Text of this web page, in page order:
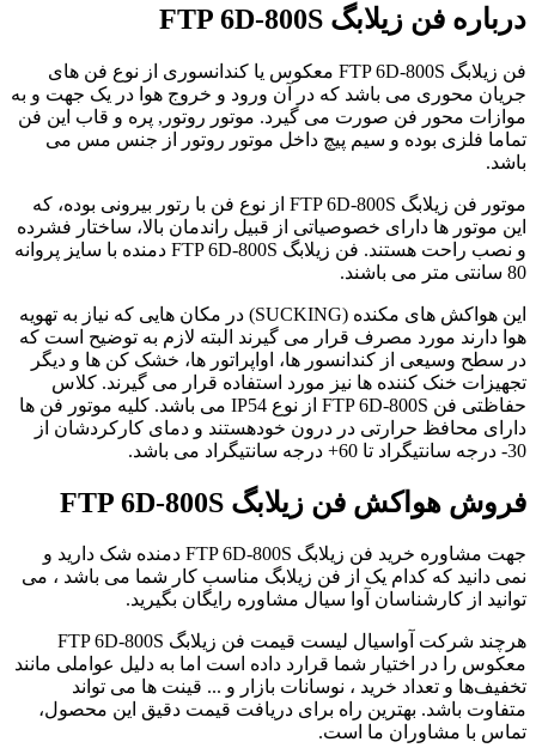
درباره فن زیلابگ FTP 6D-800S
فن زیلابگ FTP 6D-800S معکوس یا کندانسوری از نوع فن های
جریان محوری می باشد که در آن ورود و خروج هوا در یک جهت و به
موازات محور فن صورت می گیرد. موتور روتور, پره و قاب این فن
تماما فلزی بوده و سیم پیچ داخل موتور روتور از جنس مس می
باشد.
موتور فن زیلابگ FTP 6D-800S از نوع فن با رتور بیرونی بوده، که
این موتور ها دارای خصوصیاتی از قبیل راندمان بالا، ساختار فشرده
و نصب راحت هستند. فن زیلابگ FTP 6D-800S دمنده با سایز پروانه
80 سانتی متر می باشند.
این هواکش های مکنده (SUCKING) در مکان هایی که نیاز به تهویه
هوا دارند مورد مصرف قرار می گیرند البته لازم به توضیح است که
در سطح وسیعی از کندانسور ها، اواپراتور ها، خشک کن ها و دیگر
تجهیزات خنک کننده ها نیز مورد استفاده قرار می گیرند. کلاس
حفاظتی فن FTP 6D-800S از نوع IP54 می باشد. کلیه موتور فن ها
دارای محافظ حرارتی در درون خودهستند و دمای کارکردشان از
30- درجه سانتیگراد تا 60+ درجه سانتیگراد می باشد.
فروش هواکش فن زیلابگ FTP 6D-800S
جهت مشاوره خرید فن زیلابگ FTP 6D-800S دمنده شک دارید و
نمی دانید که کدام یک از فن زیلابگ مناسب کار شما می باشد ، می
توانید از کارشناسان آوا سیال مشاوره رایگان بگیرید.
هرچند شرکت آواسیال لیست قیمت فن زیلابگ FTP 6D-800S
معکوس را در اختیار شما قرارد داده است اما به دلیل عواملی مانند
تخفیف‌ها و تعداد خرید ، نوسانات بازار و ... قینت ها می تواند
متفاوت باشد. بهترین راه برای دریافت قیمت دقیق این محصول،
تماس با مشاوران ما است.